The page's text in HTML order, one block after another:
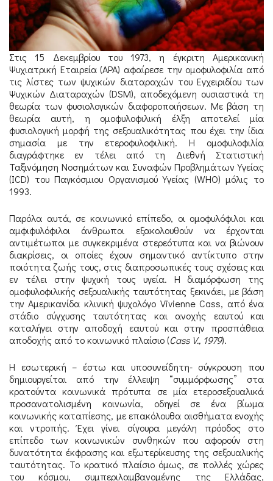
Στις 15 Δεκεμβρίου του 1973, η έγκριτη Αμερικανική
Ψυχιατρική Εταιρεία (APA) αφαίρεσε την ομοφυλοφιλία από
τις λίστες των ψυχικών διαταραχών του Εγχειριδίου των
Ψυχικών Διαταραχών (DSM), αποδεχόμενη ουσιαστικά τη
θεωρία των φυσιολογικών διαφοροποιήσεων. Με βάση τη
θεωρία αυτή, η ομοφυλοφιλική έλξη αποτελεί μία
φυσιολογική μορφή της σεξουαλικότητας που έχει την ίδια
σημασία με την ετεροφυλοφιλική. Η ομοφυλοφιλία
διαγράφτηκε εν τέλει από τη Διεθνή Στατιστική
Ταξινόμηση Νοσημάτων και Συναφών Προβλημάτων Υγείας
(ICD) του Παγκόσμιου Οργανισμού Υγείας (WHO) μόλις το
1993.
Παρόλα αυτά, σε κοινωνικό επίπεδο, οι ομοφυλόφιλοι και
αμφιφυλόφιλοι άνθρωποι εξακολουθούν να έρχονται
αντιμέτωποι με συγκεκριμένα στερεότυπα και να βιώνουν
διακρίσεις, οι οποίες έχουν σημαντικό αντίκτυπο στην
ποιότητα ζωής τους, στις διαπροσωπικές τους σχέσεις και
εν τέλει στην ψυχική τους υγεία. Η διαμόρφωση της
ομοφυλοφιλικής σεξουαλικής ταυτότητας ξεκινάει, με βάση
την Αμερικανίδα κλινική ψυχολόγο Vivienne Cass, από ένα
στάδιο σύγχυσης ταυτότητας και ανοχής εαυτού και
καταλήγει στην αποδοχή εαυτού και στην προσπάθεια
αποδοχής από το κοινωνικό πλαίσιο (Cass V., 1979).
Η εσωτερική – έστω και υποσυνείδητη- σύγκρουση που
δημιουργείται από την έλλειψη “συμμόρφωσης” στα
κρατούντα κοινωνικά πρότυπα σε μία ετεροσεξουαλικά
προσανατολισμένη κοινωνία, οδηγεί σε ένα βίωμα
κοινωνικής καταπίεσης, με επακόλουθα αισθήματα ενοχής
και ντροπής. Έχει γίνει σίγουρα μεγάλη πρόοδος στο
επίπεδο των κοινωνικών συνθηκών που αφορούν στη
δυνατότητα έκφρασης και εξωτερίκευσης της σεξουαλικής
ταυτότητας. Το κρατικό πλαίσιο όμως, σε πολλές χώρες
του κόσμου, συμπεριλαμβανομένης της Ελλάδας,